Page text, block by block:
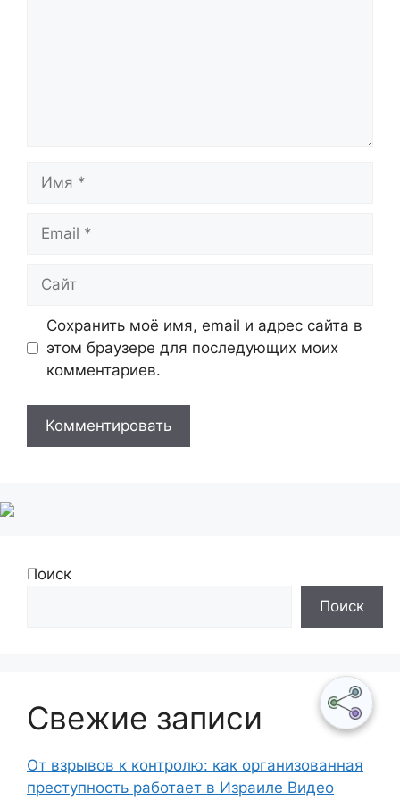
Имя
Email
Сайт
Сохранить моё имя, email и адрес сайта в
этом браузере для последующих моих
комментариев.
Поиск
Поиск
Свежие записи
От взрывов к контролю: как организованная
преступность работает в Израиле Видео